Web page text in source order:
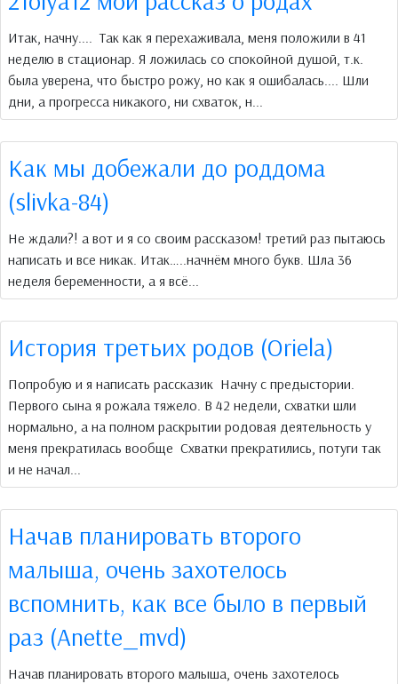
Итак, начну.... Так как я перехаживала, меня положили в 41
неделю в стационар. Я ложилась со спокойной душой, т.к.
была уверена, что быстро рожу, но как я ошибалась.... Шли
дни, а прогресса никакого, ни схваток, н...
Как мы добежали до роддома
(slivka-84)
Не ждали?! а вот и я со своим рассказом! третий раз пытаюсь
написать и все никак. Итак…..начнём много букв. Шла 36
неделя беременности, а я всё...
История третьих родов (Oriela)
Попробую и я написать рассказик Начну с предыстории.
Первого сына я рожала тяжело. В 42 недели, схватки шли
нормально, а на полном раскрытии родовая деятельность у
меня прекратилась вообще Схватки прекратились, потуги так
и не начал...
Начав планировать второго
малыша, очень захотелось
вспомнить, как все было в первый
раз (Anette_mvd)
Начав планировать второго малыша, очень захотелось